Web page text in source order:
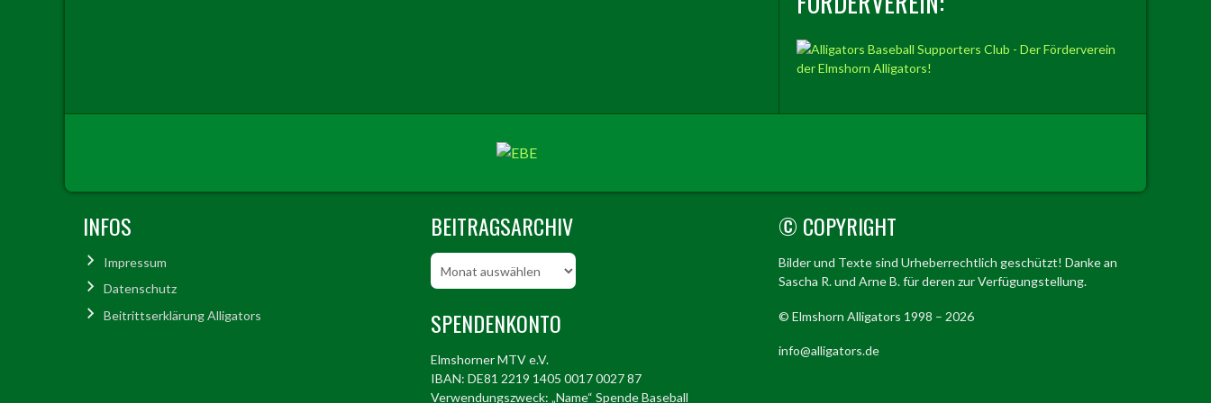
INFOS
Impressum
Datenschutz
Beitrittserklärung Alligators
BEITRAGSARCHIV
Beitragsarchiv
SPENDENKONTO
Elmshorner MTV e.V.
IBAN: DE81 2219 1405 0017 0027 87
Verwendungszweck: „Name“ Spende Baseball
© COPYRIGHT
Bilder und Texte sind Urheberrechtlich geschützt! Danke an
Sascha R. und Arne B. für deren zur Verfügungstellung.
© Elmshorn Alligators 1998 – 2026
info@alligators.de